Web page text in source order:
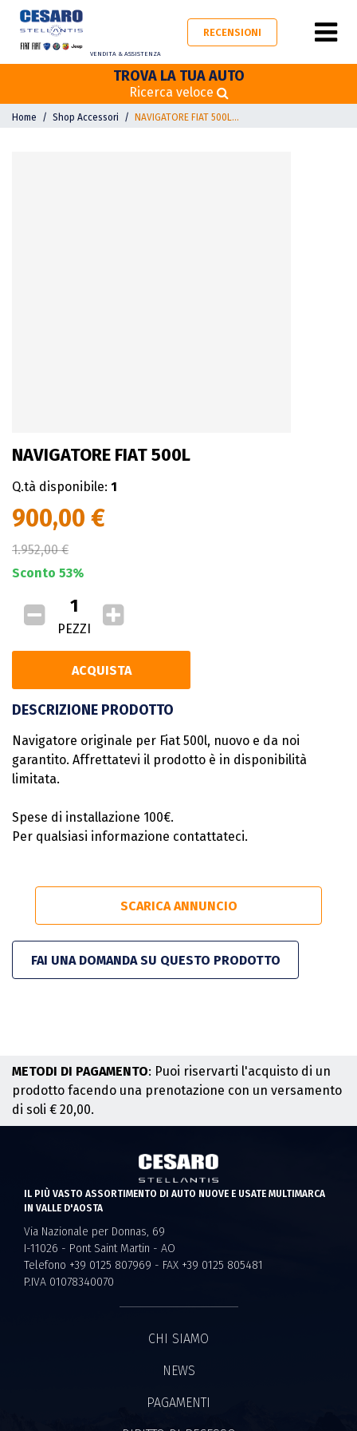
VENDITA & ASSISTENZA
RECENSIONI
TROVA LA TUA AUTO
Ricerca veloce
Home Shop Accessori NAVIGATORE FIAT 500L
NAVIGATORE FIAT 500L
Q.tà disponibile: 1
900,00 €
1.952,00 €
Sconto 53%
PEZZI
ACQUISTA
DESCRIZIONE PRODOTTO
Navigatore originale per Fiat 500l, nuovo e da noi
garantito. Affrettatevi il prodotto è in disponibilità
limitata.
Spese di installazione 100€.
Per qualsiasi informazione contattateci.
SCARICA ANNUNCIO
FAI UNA DOMANDA SU QUESTO PRODOTTO
METODI DI PAGAMENTO: Puoi riservarti l'acquisto di un
prodotto facendo una prenotazione con un versamento
di soli € 20,00.
IL PIÙ VASTO ASSORTIMENTO DI AUTO NUOVE E USATE MULTIMARCA
IN VALLE D'AOSTA
Via Nazionale per Donnas, 69
I-11026 - Pont Saint Martin - AO
Telefono +39 0125 807969 - FAX +39 0125 805481
P.IVA 01078340070
CHI SIAMO
NEWS
PAGAMENTI